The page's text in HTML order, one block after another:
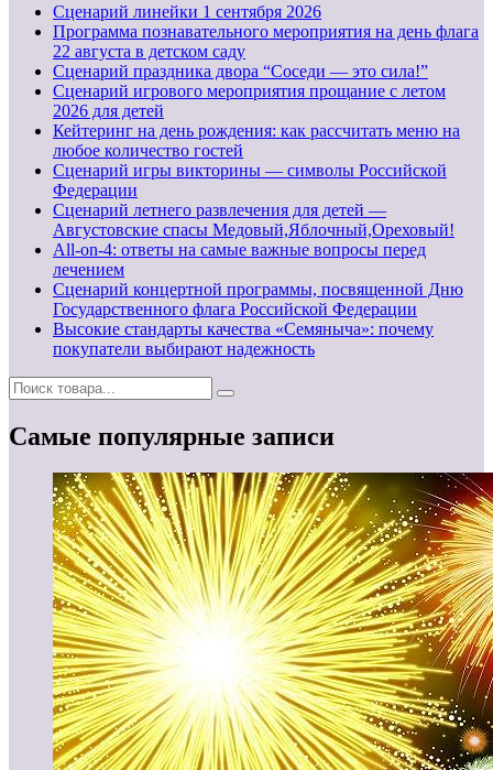
Cценарий линейки 1 сентября 2026
Программа познавательного мероприятия на день флага
22 августа в детском саду
Сценарий праздника двора “Соседи — это сила!”
Сценарий игрового мероприятия прощание с летом
2026 для детей
Кейтеринг на день рождения: как рассчитать меню на
любое количество гостей
Сценарий игры викторины — символы Российской
Федерации
Сценарий летнего развлечения для детей —
Августовские спасы Медовый,Яблочный,Ореховый!
All-on-4: ответы на самые важные вопросы перед
лечением
Сценарий концертной программы, посвященной Дню
Государственного флага Российской Федерации
Высокие стандарты качества «Семяныча»: почему
покупатели выбирают надежность
Самые популярные записи